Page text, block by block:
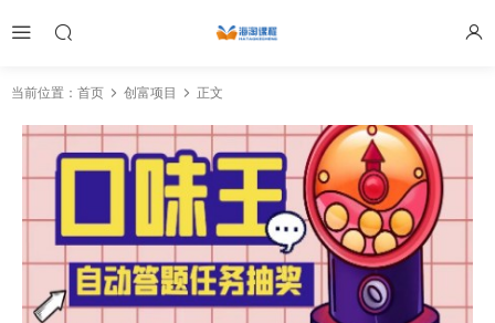
当前位置： 首页 创富项目 正文